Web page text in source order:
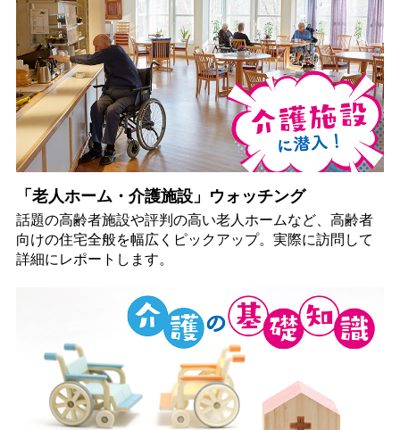
「老人ホーム・介護施設」ウォッチング
話題の高齢者施設や評判の高い老人ホームなど、高齢者
向けの住宅全般を幅広くピックアップ。実際に訪問して
詳細にレポートします。